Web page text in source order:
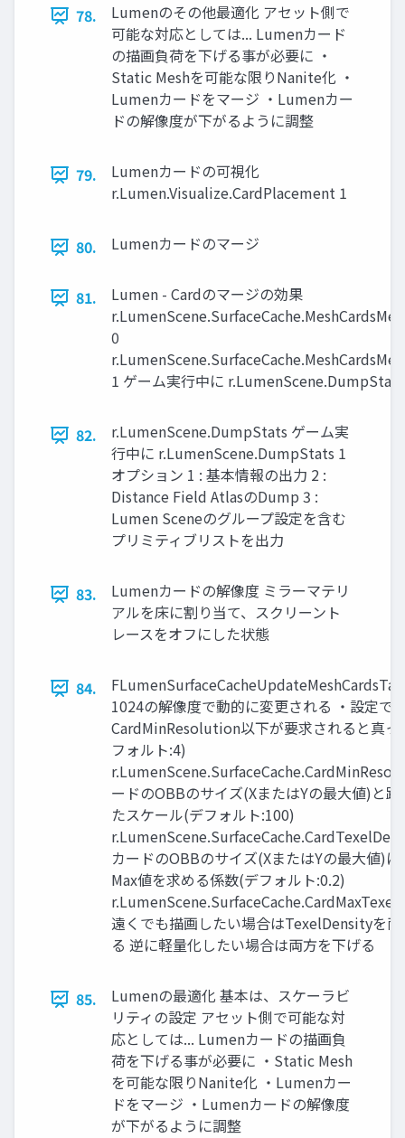
78.
Lumenのその他最適化 アセット側で
可能な対応としては... Lumenカード
の描画負荷を下げる事が必要に ・
Static Meshを可能な限りNanite化 ・
Lumenカードをマージ ・Lumenカー
ドの解像度が下がるように調整
79.
Lumenカードの可視化
r.Lumen.Visualize.CardPlacement 1
80. Lumenカードのマージ
81.
Lumen - Cardのマージの効果
0
1 ゲーム実行中に
82.
r.LumenScene.DumpStats ゲーム実
行中に r.LumenScene.DumpStats 1
オプション 1 : 基本情報の出力 2 :
Distance Field AtlasのDump 3 :
Lumen Sceneのグループ設定を含む
プリミティブリストを出力
83.
Lumenカードの解像度 ミラーマテリ
アルを床に割り当て、スクリーント
レースをオフにした状態
84.
1024の解像度で動的に変更される ・設定で
CardMinResolution以下が要求されると真っ
フォルト:4)
ードのOBBのサイズ(XまたはYの最大値)と
たスケール(デフォルト:100)
カードのOBBのサイズ(XまたはYの最大値)
Max値を求める係数(デフォルト:0.2)
遠くでも描画したい場合はTexelDensityを
る 逆に軽量化したい場合は両方を下げる
85.
Lumenの最適化 基本は、スケーラビ
リティの設定 アセット側で可能な対
応としては... Lumenカードの描画負
荷を下げる事が必要に ・Static Mesh
を可能な限りNanite化 ・Lumenカー
ドをマージ ・Lumenカードの解像度
が下がるように調整